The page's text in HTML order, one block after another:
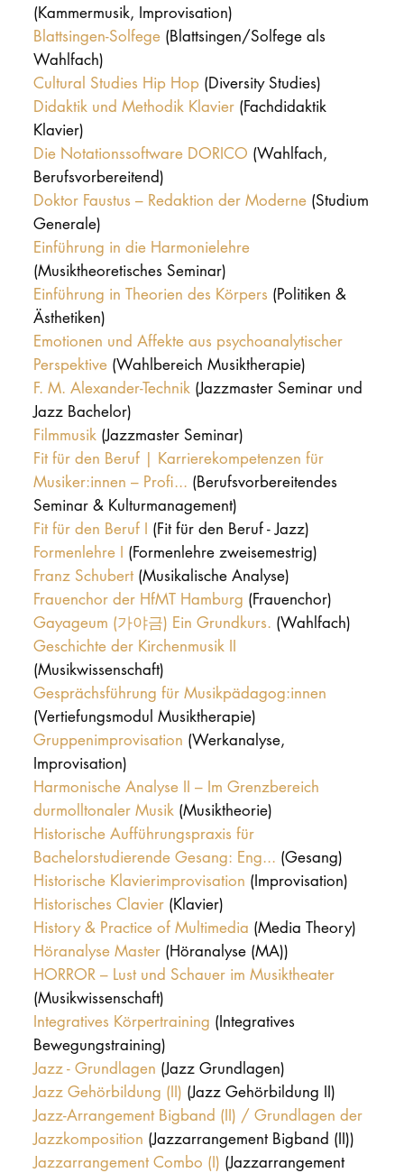
(Kammermusik, Improvisation)
Blattsingen-Solfege (Blattsingen/Solfege als
Wahlfach)
Cultural Studies Hip Hop (Diversity Studies)
Didaktik und Methodik Klavier (Fachdidaktik
Klavier)
Die Notationssoftware DORICO (Wahlfach,
Berufsvorbereitend)
Doktor Faustus – Redaktion der Moderne (Studium
Generale)
Einführung in die Harmonielehre
(Musiktheoretisches Seminar)
Einführung in Theorien des Körpers (Politiken &
Ästhetiken)
Emotionen und Affekte aus psychoanalytischer
Perspektive (Wahlbereich Musiktherapie)
F. M. Alexander-Technik (Jazzmaster Seminar und
Jazz Bachelor)
Filmmusik (Jazzmaster Seminar)
Fit für den Beruf | Karrierekompetenzen für
Musiker:innen – Profi... (Berufsvorbereitendes
Seminar & Kulturmanagement)
Fit für den Beruf I (Fit für den Beruf - Jazz)
Formenlehre I (Formenlehre zweisemestrig)
Franz Schubert (Musikalische Analyse)
Frauenchor der HfMT Hamburg (Frauenchor)
Gayageum (가야금) Ein Grundkurs. (Wahlfach)
Geschichte der Kirchenmusik II
(Musikwissenschaft)
Gesprächsführung für Musikpädagog:innen
(Vertiefungsmodul Musiktherapie)
Gruppenimprovisation (Werkanalyse,
Improvisation)
Harmonische Analyse II – Im Grenzbereich
durmolltonaler Musik (Musiktheorie)
Historische Aufführungspraxis für
Bachelorstudierende Gesang: Eng... (Gesang)
Historische Klavierimprovisation (Improvisation)
Historisches Clavier (Klavier)
History & Practice of Multimedia (Media Theory)
Höranalyse Master (Höranalyse (MA))
HORROR – Lust und Schauer im Musiktheater
(Musikwissenschaft)
Integratives Körpertraining (Integratives
Bewegungstraining)
Jazz - Grundlagen (Jazz Grundlagen)
Jazz Gehörbildung (II) (Jazz Gehörbildung II)
Jazz-Arrangement Bigband (II) / Grundlagen der
Jazzkomposition (Jazzarrangement Bigband (II))
Jazzarrangement Combo (I) (Jazzarrangement